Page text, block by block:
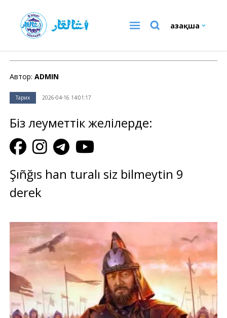
Қазақша
Автор: ADMIN
Тарих 2026-04-16 14:01:17
Біз әлеуметтік желілерде:
Şıñğıs han turalı siz bilmeytin 9
derek